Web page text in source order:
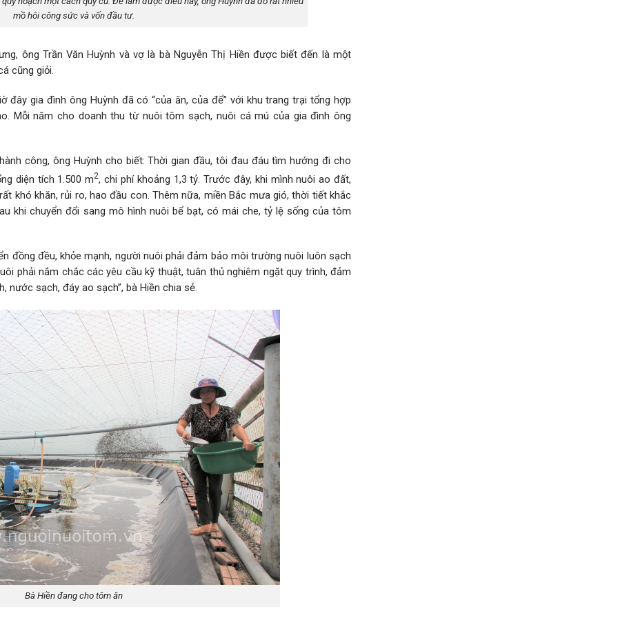
mồ hôi công sức và vốn đầu tư.
ông Trần Văn Huỳnh và vợ là bà Nguyễn Thị Hiền được biết đến là một
cũng giỏi.
đây gia đình ông Huỳnh đã có “của ăn, của để” với khu trang trại tổng hợp
Mỗi năm cho doanh thu từ nuôi tôm sạch, nuôi cá mú của gia đình ông
công, ông Huỳnh cho biết: Thời gian đầu, tôi đau đáu tìm hướng đi cho
diện tích 1.500 m2, chi phí khoảng 1,3 tỷ. Trước đây, khi mình nuôi ao đất,
khó khăn, rủi ro, hao đầu con. Thêm nữa, miền Bắc mưa gió, thời tiết khắc
khi chuyển đổi sang mô hình nuôi bể bạt, có mái che, tỷ lệ sống của tôm
đồng đều, khỏe mạnh, người nuôi phải đảm bảo môi trường nuôi luôn sạch
phải nắm chắc các yêu cầu kỹ thuật, tuân thủ nghiêm ngặt quy trình, đảm
nước sạch, đáy ao sạch”, bà Hiền chia sẻ.
Bà Hiền đang cho tôm ăn